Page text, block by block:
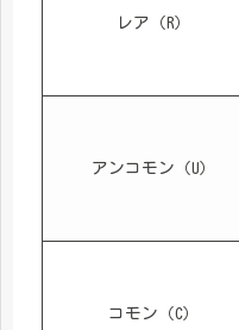
レア（R）
アンコモン（U）
コモン（C）